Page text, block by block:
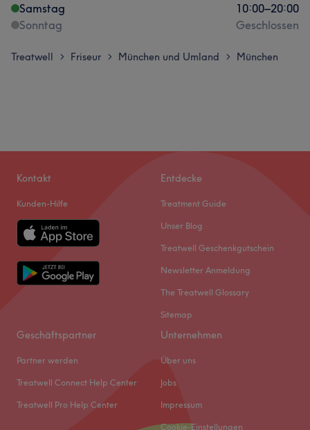
Samstag
10:00–20:00
Sonntag
Geschlossen
Treatwell > Friseur > München und Umland > München
Kontakt
Kunden-Hilfe
Entdecke
Treatment Guide
Unser Blog
Treatwell Geschenkgutschein
Newsletter Anmeldung
The Treatwell Glossary
Sitemap
Geschäftspartner
Partner werden
Treatwell Connect Help Center
Treatwell Pro Help Center
Unternehmen
Über uns
Jobs
Impressum
Cookie-Einstellungen